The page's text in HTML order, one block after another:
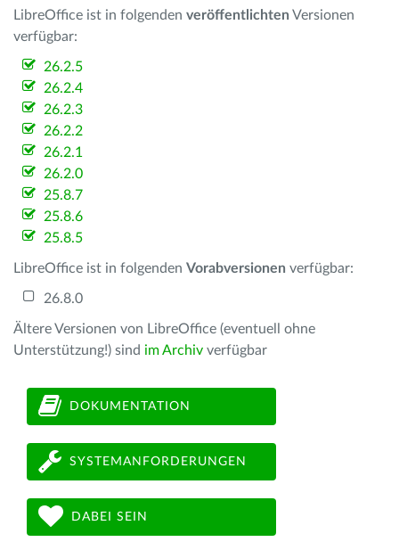
LibreOffice ist in folgenden veröffentlichten Versionen
verfügbar:
26.2.5
26.2.4
26.2.3
26.2.2
26.2.1
26.2.0
25.8.7
25.8.6
25.8.5
LibreOffice ist in folgenden Vorabversionen verfügbar:
26.8.0
Ältere Versionen von LibreOffice (eventuell ohne
Unterstützung!) sind im Archiv verfügbar
DOKUMENTATION
SYSTEMANFORDERUNGEN
DABEI SEIN